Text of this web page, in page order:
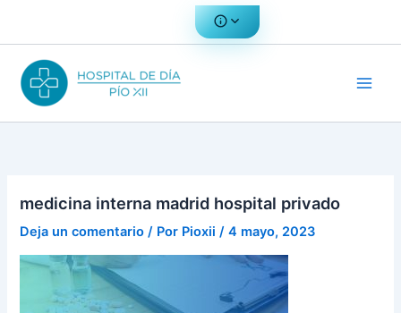
medicina interna madrid hospital privado
Deja un comentario / Por Pioxii/4 mayo, 2023